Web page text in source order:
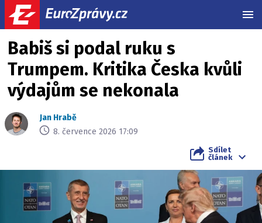
Babiš si podal ruku s
Trumpem. Kritika Česka kvůli
výdajům se nekonala
Jan Hrabě
8. července 2026 17:09
Sdílet
článek